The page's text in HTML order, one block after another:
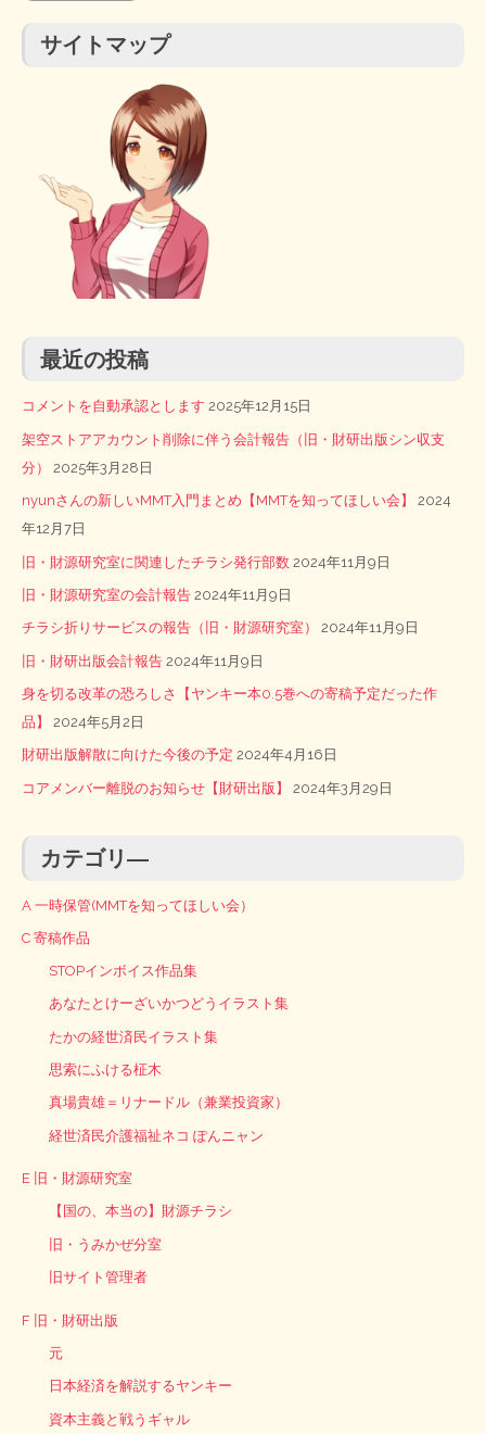
サイトマップ
最近の投稿
コメントを自動承認とします 2025年12月15日
架空ストアアカウント削除に伴う会計報告（旧・財研出版シン収支
分）
2025年3月28日
nyunさんの新しいMMT入門まとめ【MMTを知ってほしい会】
2024
年12月7日
旧・財源研究室に関連したチラシ発行部数 2024年11月9日
旧・財源研究室の会計報告 2024年11月9日
チラシ折りサービスの報告（旧・財源研究室） 2024年11月9日
旧・財研出版会計報告 2024年11月9日
身を切る改革の恐ろしさ【ヤンキー本0.5巻への寄稿予定だった作
品】
2024年5月2日
財研出版解散に向けた今後の予定 2024年4月16日
コアメンバー離脱のお知らせ【財研出版】 2024年3月29日
カテゴリ―
A 一時保管(MMTを知ってほしい会）
C 寄稿作品
STOPインボイス作品集
あなたとけーざいかつどうイラスト集
たかの経世済民イラスト集
思索にふける柾木
真場貴雄＝リナードル（兼業投資家）
経世済民介護福祉ネコ ぽんニャン
E 旧・財源研究室
【国の、本当の】財源チラシ
旧・うみかぜ分室
旧サイト管理者
F 旧・財研出版
元
日本経済を解説するヤンキー
資本主義と戦うギャル